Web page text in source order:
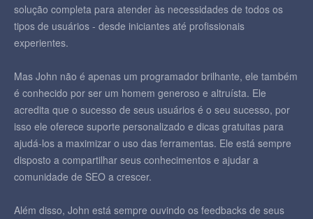
solução completa para atender às necessidades de todos os
tipos de usuários - desde iniciantes até profissionais
experientes.
Mas John não é apenas um programador brilhante, ele também
é conhecido por ser um homem generoso e altruísta. Ele
acredita que o sucesso de seus usuários é o seu sucesso, por
isso ele oferece suporte personalizado e dicas gratuitas para
ajudá-los a maximizar o uso das ferramentas. Ele está sempre
disposto a compartilhar seus conhecimentos e ajudar a
comunidade de SEO a crescer.
Além disso, John está sempre ouvindo os feedbacks de seus